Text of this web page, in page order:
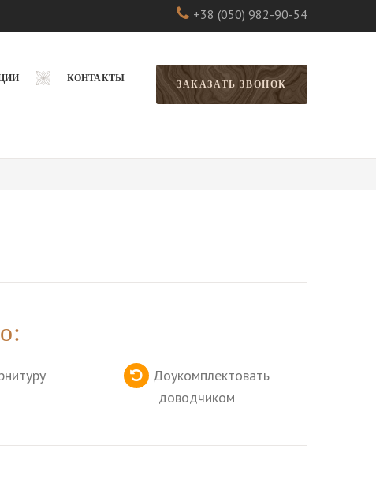
+38 (050) 982-90-54
КОНТАКТЫ
ЗАКАЗАТЬ ЗВОНОК
Доукомплектовать
доводчиком